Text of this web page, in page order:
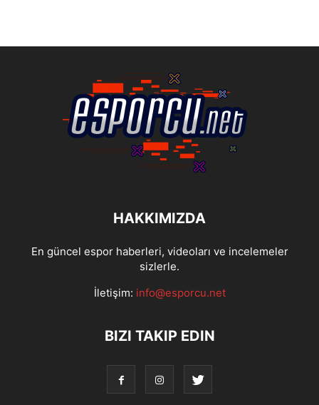
HAKKIMIZDA
En güncel espor haberleri, videoları ve incelemeler
sizlerle.
İletişim: info@esporcu.net
BIZI TAKIP EDIN